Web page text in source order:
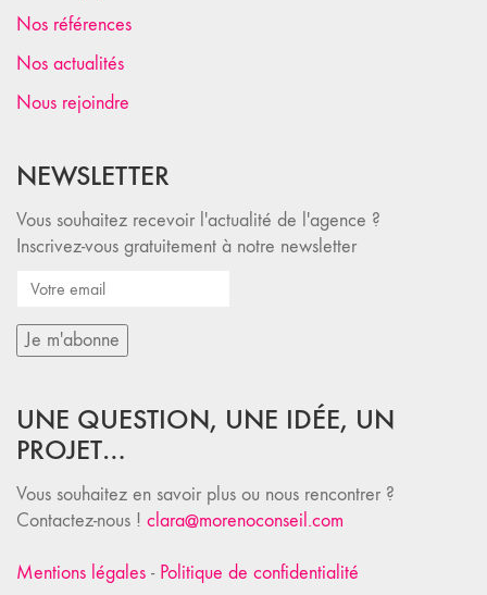
Nos références
Nos actualités
Nous rejoindre
NEWSLETTER
Vous souhaitez recevoir l'actualité de l'agence ?
Inscrivez-vous gratuitement à notre newsletter
UNE QUESTION, UNE IDÉE, UN
PROJET…
Vous souhaitez en savoir plus ou nous rencontrer ?
Contactez-nous ! clara@morenoconseil.com
Mentions légales - Politique de confidentialité